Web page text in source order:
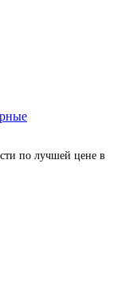
по лучшей цене в